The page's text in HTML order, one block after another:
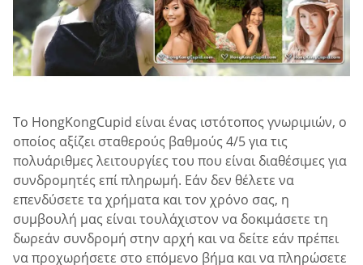
Το HongKongCupid είναι ένας ιστότοπος γνωριμιών, ο
οποίος αξίζει σταθερούς βαθμούς 4/5 για τις
πολυάριθμες λειτουργίες του που είναι διαθέσιμες για
συνδρομητές επί πληρωμή. Εάν δεν θέλετε να
επενδύσετε τα χρήματα και τον χρόνο σας, η
συμβουλή μας είναι τουλάχιστον να δοκιμάσετε τη
δωρεάν συνδρομή στην αρχή και να δείτε εάν πρέπει
να προχωρήσετε στο επόμενο βήμα και να πληρώσετε